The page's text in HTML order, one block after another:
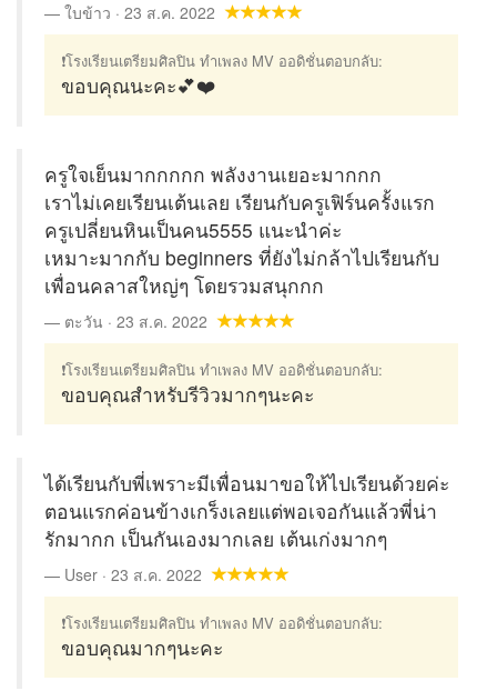
ใบข้าว · 23 ส.ค. 2022
❗โรงเรียนเตรียมศิลปิน ทำเพลง MV ออดิชั่นตอบกลับ:
ขอบคุณนะคะ💕❤️
ครูใจเย็นมากกกกก พลังงานเยอะมากกก
เราไม่เคยเรียนเต้นเลย เรียนกับครูเฟิร์นครั้งแรก
ครูเปลี่ยนหินเป็นคน5555 แนะนำค่ะ
เหมาะมากกับ beginners ที่ยังไม่กล้าไปเรียนกับ
เพื่อนคลาสใหญ่ๆ โดยรวมสนุกกก
ตะวัน · 23 ส.ค. 2022
❗โรงเรียนเตรียมศิลปิน ทำเพลง MV ออดิชั่นตอบกลับ:
ขอบคุณสำหรับรีวิวมากๆนะคะ
ได้เรียนกับพี่เพราะมีเพื่อนมาขอให้ไปเรียนด้วยค่ะ
ตอนแรกค่อนข้างเกร็งเลยแต่พอเจอกันแล้วพี่น่า
รักมากก เป็นกันเองมากเลย เต้นเก่งมากๆ
User · 23 ส.ค. 2022
❗โรงเรียนเตรียมศิลปิน ทำเพลง MV ออดิชั่นตอบกลับ:
ขอบคุณมากๆนะคะ